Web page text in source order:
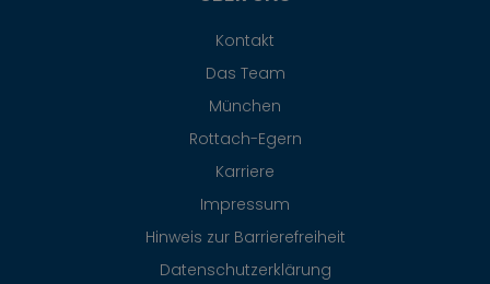
Kontakt
Das Team
München
Rottach-Egern
Karriere
Impressum
Hinweis zur Barrierefreiheit
Datenschutzerklärung